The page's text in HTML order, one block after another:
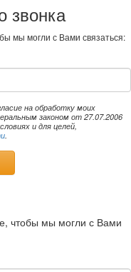
звонка
мы могли с Вами связаться:
на обработку моих
законом от 27.07.2006
и для целей,
чтобы мы могли с Вами